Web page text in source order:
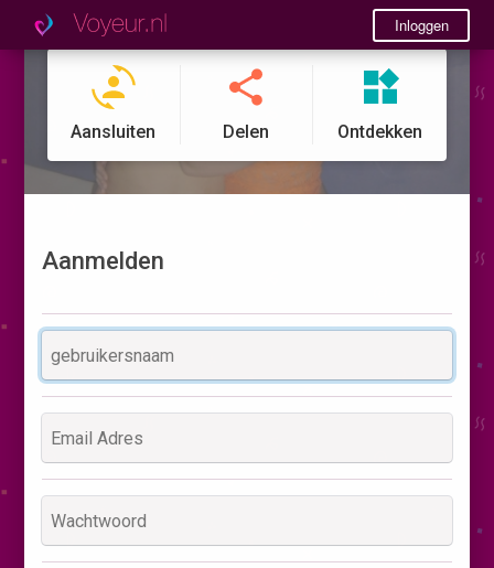
Inloggen
Aansluiten Delen Ontdekken
Aanmelden